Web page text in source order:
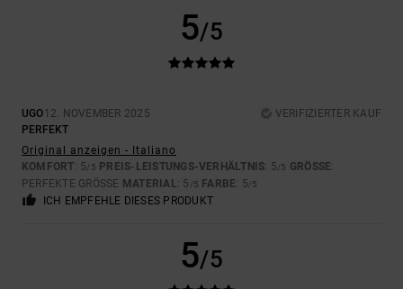
5/5
UGO12. NOVEMBER 2025
VERIFIZIERTER KAUF
PERFEKT
Original anzeigen - Italiano
KOMFORT: 5/5 PREIS-LEISTUNGS-VERHÄLTNIS: 5/5 GRÖSSE :
PERFEKTE GRÖSSE MATERIAL: 5 /5 FARBE: 5/5
ICH EMPFEHLE DIESES PRODUKT
5/5